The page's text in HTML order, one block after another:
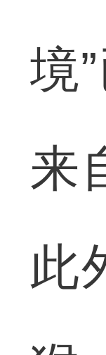
境
来
此